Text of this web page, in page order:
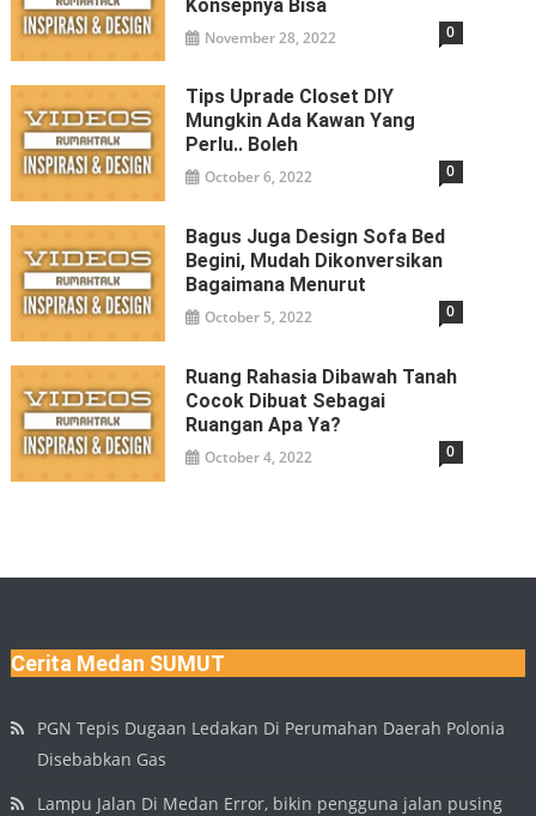
Konsepnya Bisa
November 28, 2022 0
Tips Uprade Closet DIY
Mungkin Ada Kawan Yang
Perlu.. Boleh
October 6, 2022 0
Bagus Juga Design Sofa Bed
Begini, Mudah Dikonversikan
Bagaimana Menurut
October 5, 2022 0
Ruang Rahasia Dibawah Tanah
Cocok Dibuat Sebagai
Ruangan Apa Ya?
October 4, 2022 0
Cerita Medan SUMUT
PGN Tepis Dugaan Ledakan Di Perumahan Daerah Polonia
Disebabkan Gas
Lampu Jalan Di Medan Error, bikin pengguna jalan pusing